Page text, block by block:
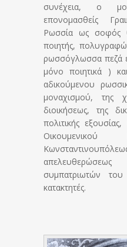
συνέχεια, ο
επονομασθείς
Ρωσσία ως σοφός
ποιητής,
ρωσσόγλωσσα πεζά
μόνο ποιητικά )
αδικούμενου
μοναχισμού, της
διοικήσεως, της
πολιτικής
Οικουμενικού
συμπατριωτών
κατακτητές.